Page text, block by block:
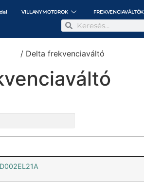
VILLANYMOTOROK FREKVENCIAVÁLTÓK
/ Delta frekvenciaváltó